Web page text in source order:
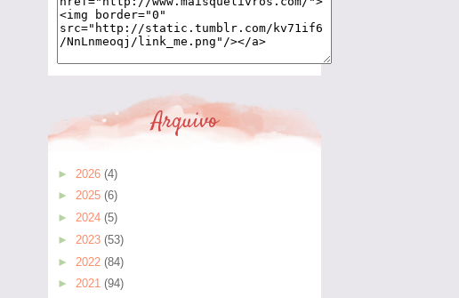
Arquivo
► 2026 (4)
► 2025 (6)
► 2024 (5)
► 2023 (53)
► 2022 (84)
► 2021 (94)